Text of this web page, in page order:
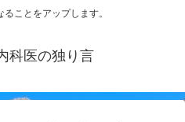
ことをアップします。
科医の独り言